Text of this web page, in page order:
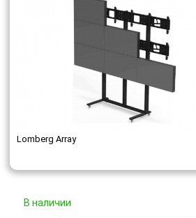
Lomberg Array
В наличии